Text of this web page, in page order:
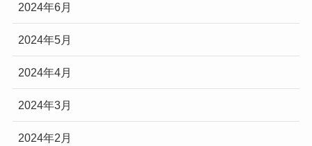
2024年6月
2024年5月
2024年4月
2024年3月
2024年2月